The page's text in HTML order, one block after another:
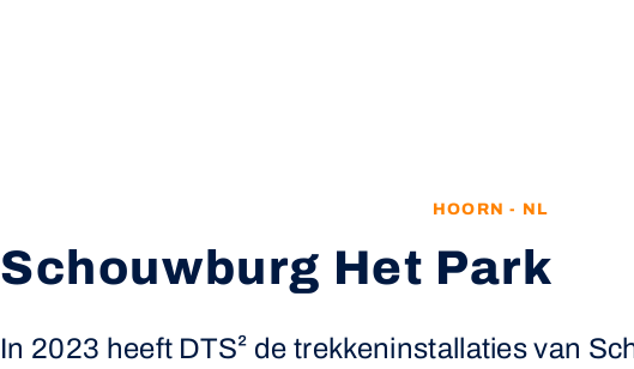
HOORN - NL
Schouwburg Het Park
In 2023 heeft DTS² de trekkeninstallaties van